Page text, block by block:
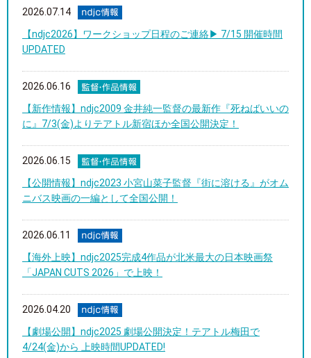
2026.07.14
【ndjc2026】ワークショップ日程のご連絡▶︎ 7/15 開催時間
UPDATED
2026.06.16
【新作情報】ndjc2009 金井純一監督の最新作『死ねばいいの
に』7/3(金)よりテアトル新宿ほか全国公開決定！
2026.06.15
【公開情報】ndjc2023 小宮山菜子監督『街に溶ける』がオム
ニバス映画の一編として全国公開！
2026.06.11
【海外上映】ndjc2025完成4作品が北米最大の日本映画祭
「JAPAN CUTS 2026」で上映！
2026.04.20
【劇場公開】ndjc2025 劇場公開決定！テアトル梅田で
4/24(金)から 上映時間UPDATED!